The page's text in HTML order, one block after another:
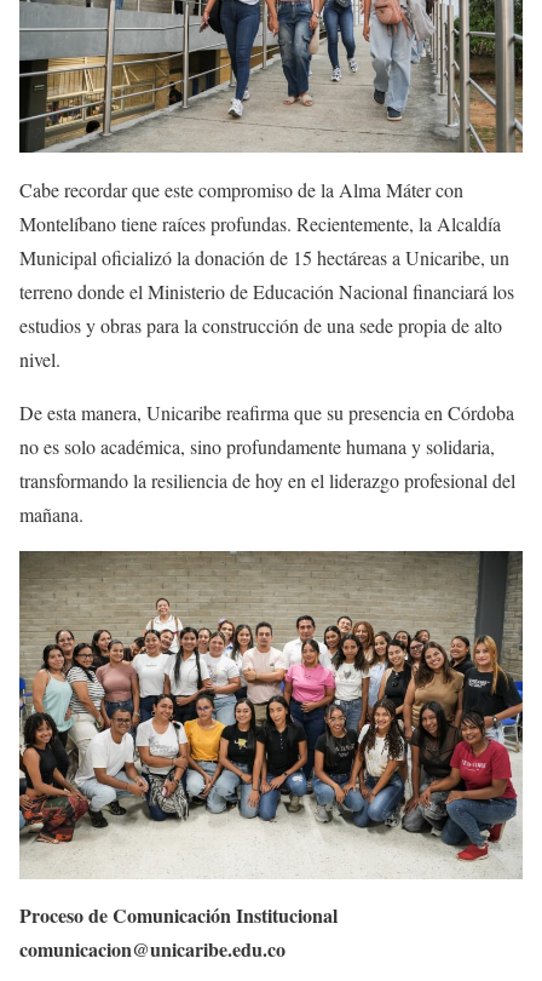
Cabe recordar que este compromiso de la Alma Máter con
Montelíbano tiene raíces profundas. Recientemente, la Alcaldía
Municipal oficializó la donación de 15 hectáreas a Unicaribe, un
terreno donde el Ministerio de Educación Nacional financiará los
estudios y obras para la construcción de una sede propia de alto
nivel.
De esta manera, Unicaribe reafirma que su presencia en Córdoba
no es solo académica, sino profundamente humana y solidaria,
transformando la resiliencia de hoy en el liderazgo profesional del
mañana.
Proceso de Comunicación Institucional
comunicacion@unicaribe.edu.co